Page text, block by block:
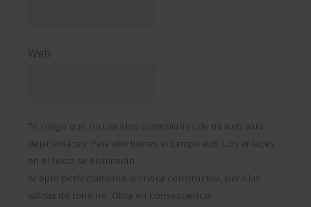
Web
Te ruego que no uses los comentarios de mi web para
dejar enlaces. Para ello tienes el campo web. Los enlaces
en el texto se eliminarán.
Acepto perfectamente la crítica constructiva, pero las
salidas de tono no. Obra en consecuencia.